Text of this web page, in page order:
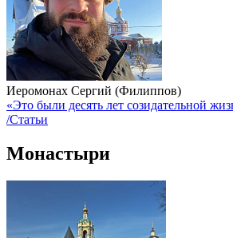
Иеромонах Сергий (Филиппов)
«Это были десять лет созидательной
/Статьи
Монастыри